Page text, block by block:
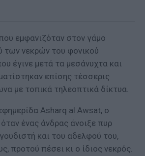
εμφανιζόταν στον γάμο
των νεκρών του φονικού
έγινε μετά τα μεσάνυχτα και
επίσης τέσσερις
με τοπικά τηλεοπτικά δίκτυα.
Αsharq al Αwsat, ο
ένας άνδρας άνοιξε πυρ
και του αδελφού του,
προτού πέσει κι ο ίδιος νεκρός.